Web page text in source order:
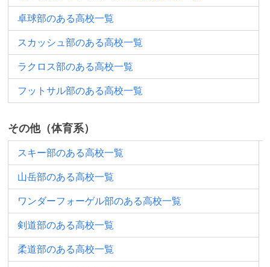
卓球部のある高校一覧
スカッシュ部のある高校一覧
ラクロス部のある高校一覧
フットサル部のある高校一覧
その他（体育系）
スキー部のある高校一覧
山岳部のある高校一覧
ワンダーフォーゲル部のある高校一覧
剣道部のある高校一覧
柔道部のある高校一覧